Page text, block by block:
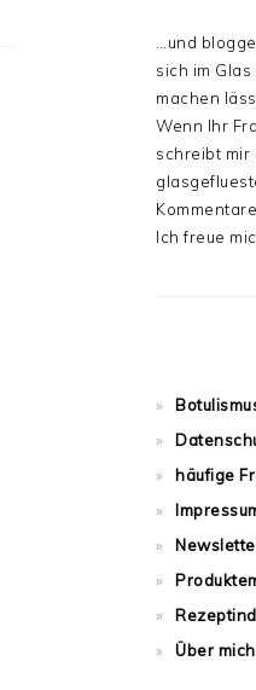
…und
sich im
machen
Wenn Ihr
schreibt mir
Ich freue
häufige
Über mich